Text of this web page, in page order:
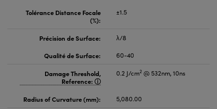
Tolérance Distance Focale
(%):
±1.5
Précision de Surface:
λ/8
Qualité de Surface:
60-40
Damage Threshold,
Reference:
0.2 J/cm2 @ 532nm, 10ns
Radius of Curvature (mm): 5,080.00